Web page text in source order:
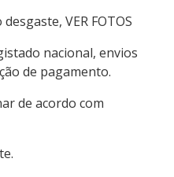
VER FOTOS
nacional, envios
de pagamento.
de acordo com